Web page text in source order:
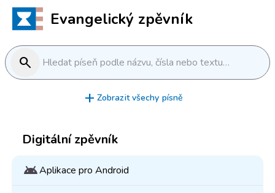
Evangelický zpěvník
search Hledat píseň podle názvu, čísla nebo textu…
add Zobrazit všechy písně
Digitální zpěvník
androidAplikace pro Android